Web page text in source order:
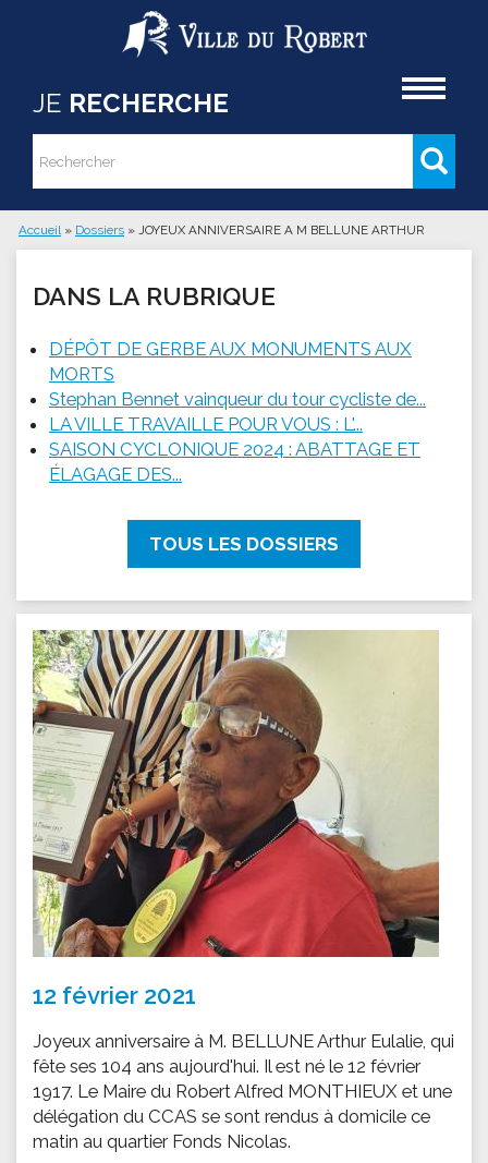
Aller au contenu principal
JE RECHERCHE
Formulaire de recherche
Rechercher
Vous êtes ici
Accueil » Dossiers » JOYEUX ANNIVERSAIRE A M BELLUNE ARTHUR
DANS LA RUBRIQUE
DÉPÔT DE GERBE AUX MONUMENTS AUX
MORTS
Stephan Bennet vainqueur du tour cycliste de...
LA VILLE TRAVAILLE POUR VOUS : L'...
SAISON CYCLONIQUE 2024 : ABATTAGE ET
ÉLAGAGE DES...
TOUS LES DOSSIERS
12 février 2021
Joyeux anniversaire à M. BELLUNE Arthur Eulalie, qui
fête ses 104 ans aujourd'hui. Il est né le 12 février
1917. Le Maire du Robert Alfred MONTHIEUX et une
délégation du CCAS se sont rendus à domicile ce
matin au quartier Fonds Nicolas.